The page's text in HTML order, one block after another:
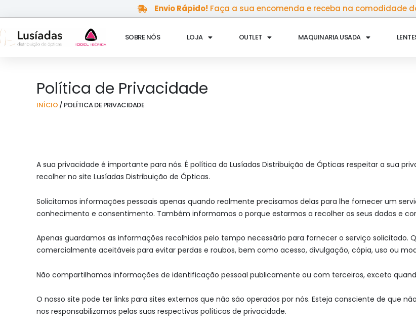
to
content
Envio Rápido! Faça a sua encomenda e receba na comodidade
SOBRE NÓS LOJA OUTLET MAQUINARIA USADA
Política de Privacidade
INÍCIO / POLÍTICA DE PRIVACIDADE
A sua privacidade é importante para nós. É política do Lusíadas Distribuição de Ópticas respeitar a sua
recolher no site Lusíadas Distribuição de Ópticas.
Solicitamos informações pessoais apenas quando realmente precisamos delas para lhe fornecer um
conhecimento e consentimento. Também informamos o porque estarmos a recolher os seus dados e
Apenas guardamos as informações recolhidos pelo tempo necessário para fornecer o serviço
comercialmente aceitáveis para evitar perdas e roubos, bem como acesso, divulgação, cópia, uso ou
Não compartilhamos informações de identificação pessoal publicamente ou com terceiros, exceto
O nosso site pode ter links para sites externos que não são operados por nós. Esteja consciente de que
nos responsabilizamos pelas suas respectivas políticas de privacidade.